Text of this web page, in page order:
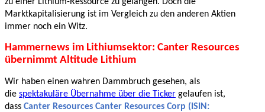
Marktkapitalisierung ist im Vergleich zu den anderen Aktien
immer noch ein Witz.
Hammernews im Lithiumsektor: Canter Resources
übernimmt Altitude Lithium
Wir haben einen wahren Dammbruch gesehen, als
die spektakuläre Übernahme über die Ticker gelaufen ist,
dass Canter Resources Canter Resources Corp (ISIN: